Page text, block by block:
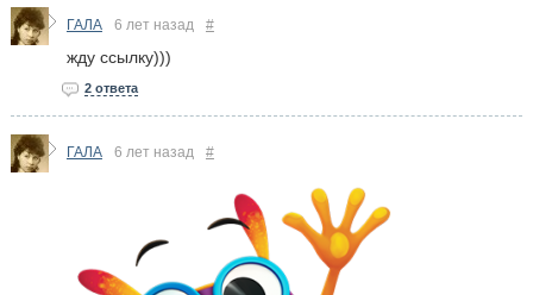
ГАЛА 6 лет назад #
жду ссылку)))
2 ответа
ГАЛА 6 лет назад #